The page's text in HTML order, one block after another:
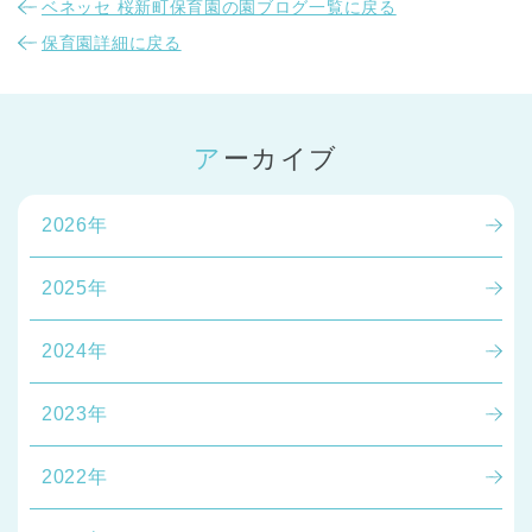
ベネッセ 桜新町保育園の園ブログ一覧に戻る
保育園詳細に戻る
アーカイブ
2026年
2025年
2024年
2023年
2022年